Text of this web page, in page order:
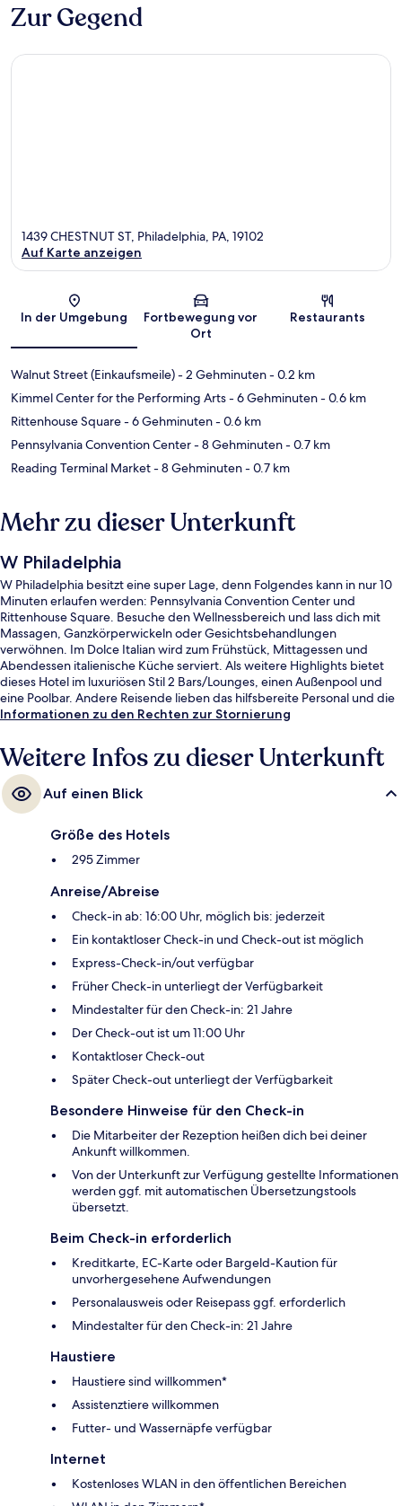
Zur Gegend
Karte
1439 CHESTNUT ST, Philadelphia, PA, 19102
Auf Karte anzeigen
In der Umgebung
Fortbewegung vor
Ort
Restaurants
Walnut Street (Einkaufsmeile)- 2 Gehminuten- 0.2 km
Kimmel Center for the Performing Arts- 6 Gehminuten- 0.6 km
Rittenhouse Square- 6 Gehminuten- 0.6 km
Pennsylvania Convention Center- 8 Gehminuten- 0.7 km
Reading Terminal Market- 8 Gehminuten- 0.7 km
Mehr zu dieser Unterkunft
W Philadelphia
W Philadelphia besitzt eine super Lage, denn Folgendes kann in nur 10
Minuten erlaufen werden: Pennsylvania Convention Center und
Rittenhouse Square. Besuche den Wellnessbereich und lass dich mit
Massagen, Ganzkörperwickeln oder Gesichtsbehandlungen
verwöhnen. Im Dolce Italian wird zum Frühstück, Mittagessen und
Abendessen italienische Küche serviert. Als weitere Highlights bietet
dieses Hotel im luxuriösen Stil 2 Bars/Lounges, einen Außenpool und
eine Poolbar. Andere Reisende lieben das hilfsbereite Personal und die
Lage. Die Unterkunft ist nur einen kurzen Fußmarsch von den
(Station Rathaus) bzw. 2 Minuten (Straßenbahnhaltestelle 15th St.).
Informationen zu den Rechten zur Stornierung
Weitere Infos zu dieser Unterkunft
Auf einen Blick
Größe des Hotels
295 Zimmer
Anreise/Abreise
Check-in ab: 16:00 Uhr, möglich bis: jederzeit
Ein kontaktloser Check-in und Check-out ist möglich
Express-Check-in/out verfügbar
Früher Check-in unterliegt der Verfügbarkeit
Mindestalter für den Check-in: 21 Jahre
Der Check-out ist um 11:00 Uhr
Kontaktloser Check-out
Später Check-out unterliegt der Verfügbarkeit
Besondere Hinweise für den Check-in
Die Mitarbeiter der Rezeption heißen dich bei deiner
Ankunft willkommen.
Von der Unterkunft zur Verfügung gestellte Informationen
werden ggf. mit automatischen Übersetzungstools
übersetzt.
Beim Check-in erforderlich
Kreditkarte, EC-Karte oder Bargeld-Kaution für
unvorhergesehene Aufwendungen
Personalausweis oder Reisepass ggf. erforderlich
Mindestalter für den Check-in: 21 Jahre
Haustiere
Haustiere sind willkommen*
Assistenztiere willkommen
Futter- und Wassernäpfe verfügbar
Internet
Kostenloses WLAN in den öffentlichen Bereichen